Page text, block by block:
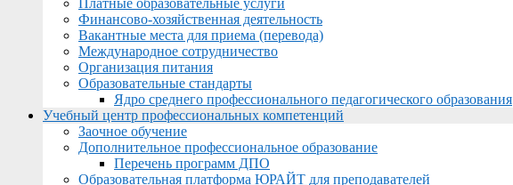
Платные образовательные услуги
Финансово-хозяйственная деятельность
Вакантные места для приема (перевода)
Международное сотрудничество
Организация питания
Образовательные стандарты
Ядро среднего профессионального педагогического образования
Учебный центр профессиональных компетенций
Заочное обучение
Дополнительное профессиональное образование
Перечень программ ДПО
Образовательная платформа ЮРАЙТ для преподавателей